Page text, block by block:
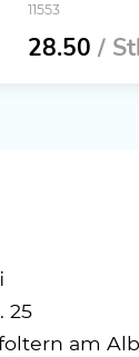
11553
28.50 /
25
am